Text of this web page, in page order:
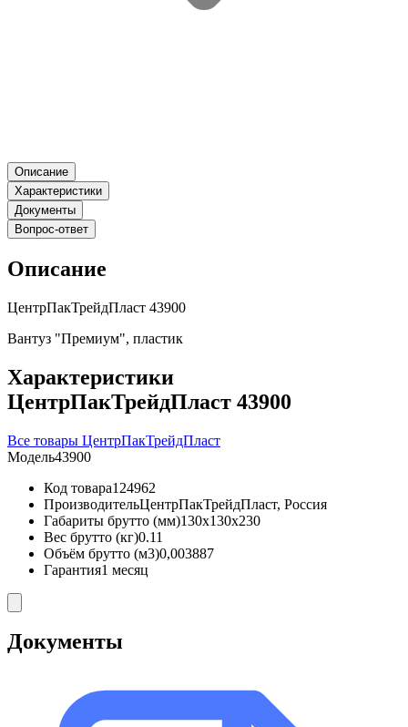
Описание
Характеристики
Документы
Вопрос-ответ
Описание
ЦентрПакТрейдПласт 43900
Вантуз "Премиум", пластик
Характеристики
ЦентрПакТрейдПласт 43900
Все товары ЦентрПакТрейдПласт
Модель43900
Код товара124962
ПроизводительЦентрПакТрейдПласт, Россия
Габариты брутто (мм)130x130x230
Вес брутто (кг)0.11
Объём брутто (м3)0,003887
Гарантия1 месяц
Документы